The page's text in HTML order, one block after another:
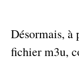
Désormais, à
fichier m3u,